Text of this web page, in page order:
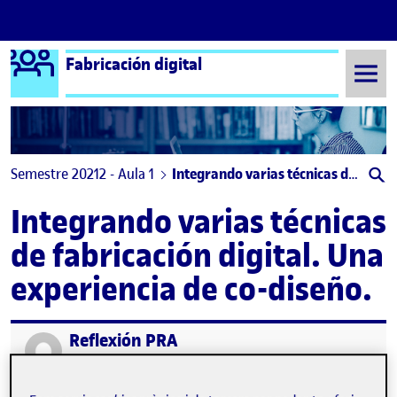
Saltar al contingut
Logo Ágora
Fabricación digital
Semestre 20212 - Aula 1 Integrando varias técnicas de fabricación digital. Una experiencia de co-diseño.
Integrando varias técnicas
de fabricación digital. Una
experiencia de co-diseño.
Publicat perReflexión PRA
Publicat per
Valentina Alzate Serrano